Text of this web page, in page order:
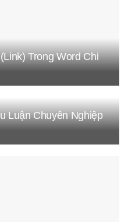
Trong Word Chi
Luận Chuyên Nghiệp